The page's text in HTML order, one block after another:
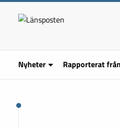
Nyheter Rapporterat